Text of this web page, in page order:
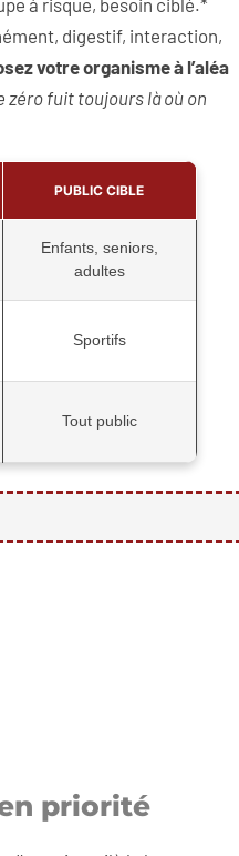
à risque, besoin ciblé.*
digestif, interaction,
votre organisme à l’aléa
zéro fuit toujours là où on
PUBLIC CIBLE
Enfants, seniors,
adultes
Sportifs
Tout public
priorité